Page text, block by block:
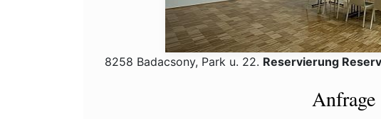
8258 Badacsony, Park u. 22. Reservierung
Anfrage